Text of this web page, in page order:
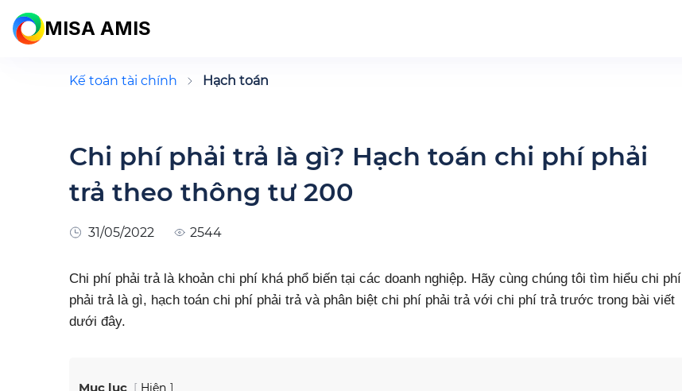
MISA AMIS
Kế toán tài chính Hạch toán
Chi phí phải trả là gì? Hạch toán chi phí phải
trả theo thông tư 200
31/05/2022 2544
Chi phí phải trả là khoản chi phí khá phổ biến tại các doanh nghiệp. Hãy cùng chúng tôi tìm hiểu chi phí
phải trả là gì, hạch toán chi phí phải trả và phân biệt chi phí phải trả với chi phí trả trước trong bài viết
dưới đây.
Mục lục Hiện